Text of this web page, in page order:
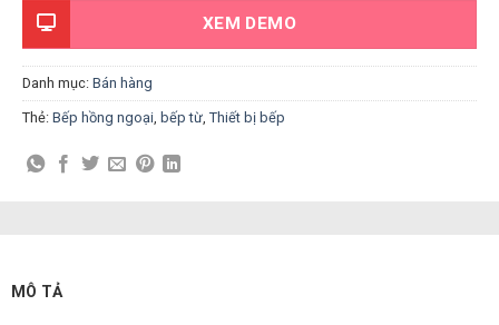
XEM DEMO
Danh mục: Bán hàng
Thẻ: Bếp hồng ngoại, bếp từ, Thiết bị bếp
MÔ TẢ